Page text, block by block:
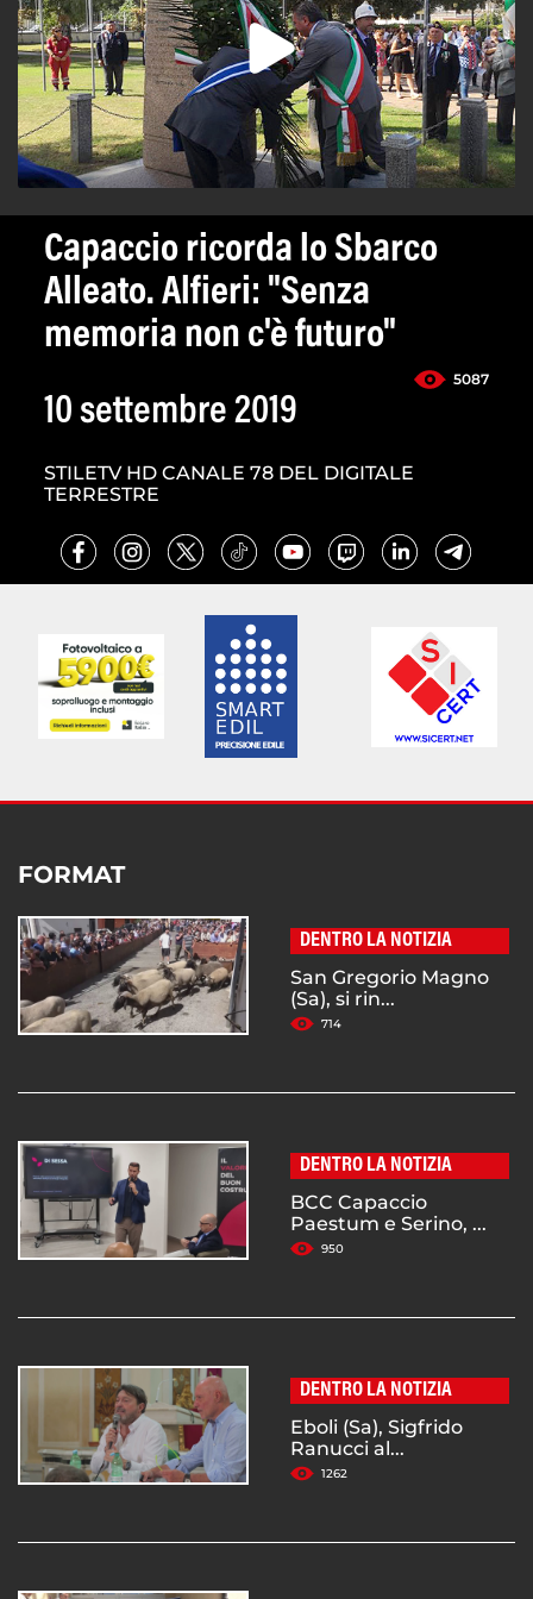
Capaccio ricorda lo Sbarco
Alleato. Alfieri: "Senza
memoria non c'è futuro"
5087
10 settembre 2019
STILETV HD CANALE 78 DEL DIGITALE
TERRESTRE
FORMAT
DENTRO LA NOTIZIA
San Gregorio Magno
(Sa), si rin...
714
DENTRO LA NOTIZIA
BCC Capaccio
Paestum e Serino, ...
950
DENTRO LA NOTIZIA
Eboli (Sa), Sigfrido
Ranucci al...
1262